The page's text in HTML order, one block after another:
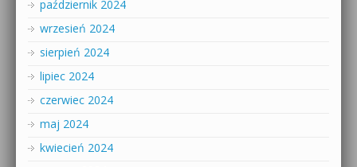
październik 2024
wrzesień 2024
sierpień 2024
lipiec 2024
czerwiec 2024
maj 2024
kwiecień 2024